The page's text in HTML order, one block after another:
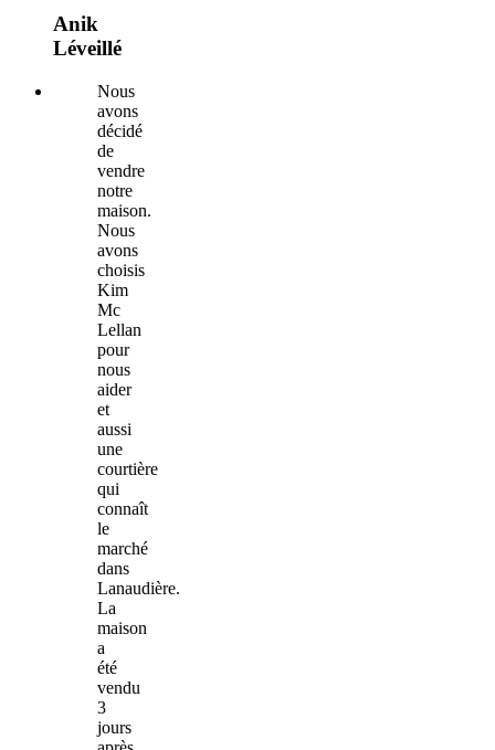
Anik
Léveillé
Nous
avons
décidé
de
vendre
notre
maison.
Nous
avons
choisis
Kim
Mc
Lellan
pour
nous
aider
et
aussi
une
courtière
qui
connaît
le
marché
dans
Lanaudière.
La
maison
a
été
vendu
3
jours